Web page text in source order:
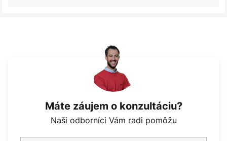
Máte záujem o konzultáciu?
Naši odborníci Vám radi pomôžu